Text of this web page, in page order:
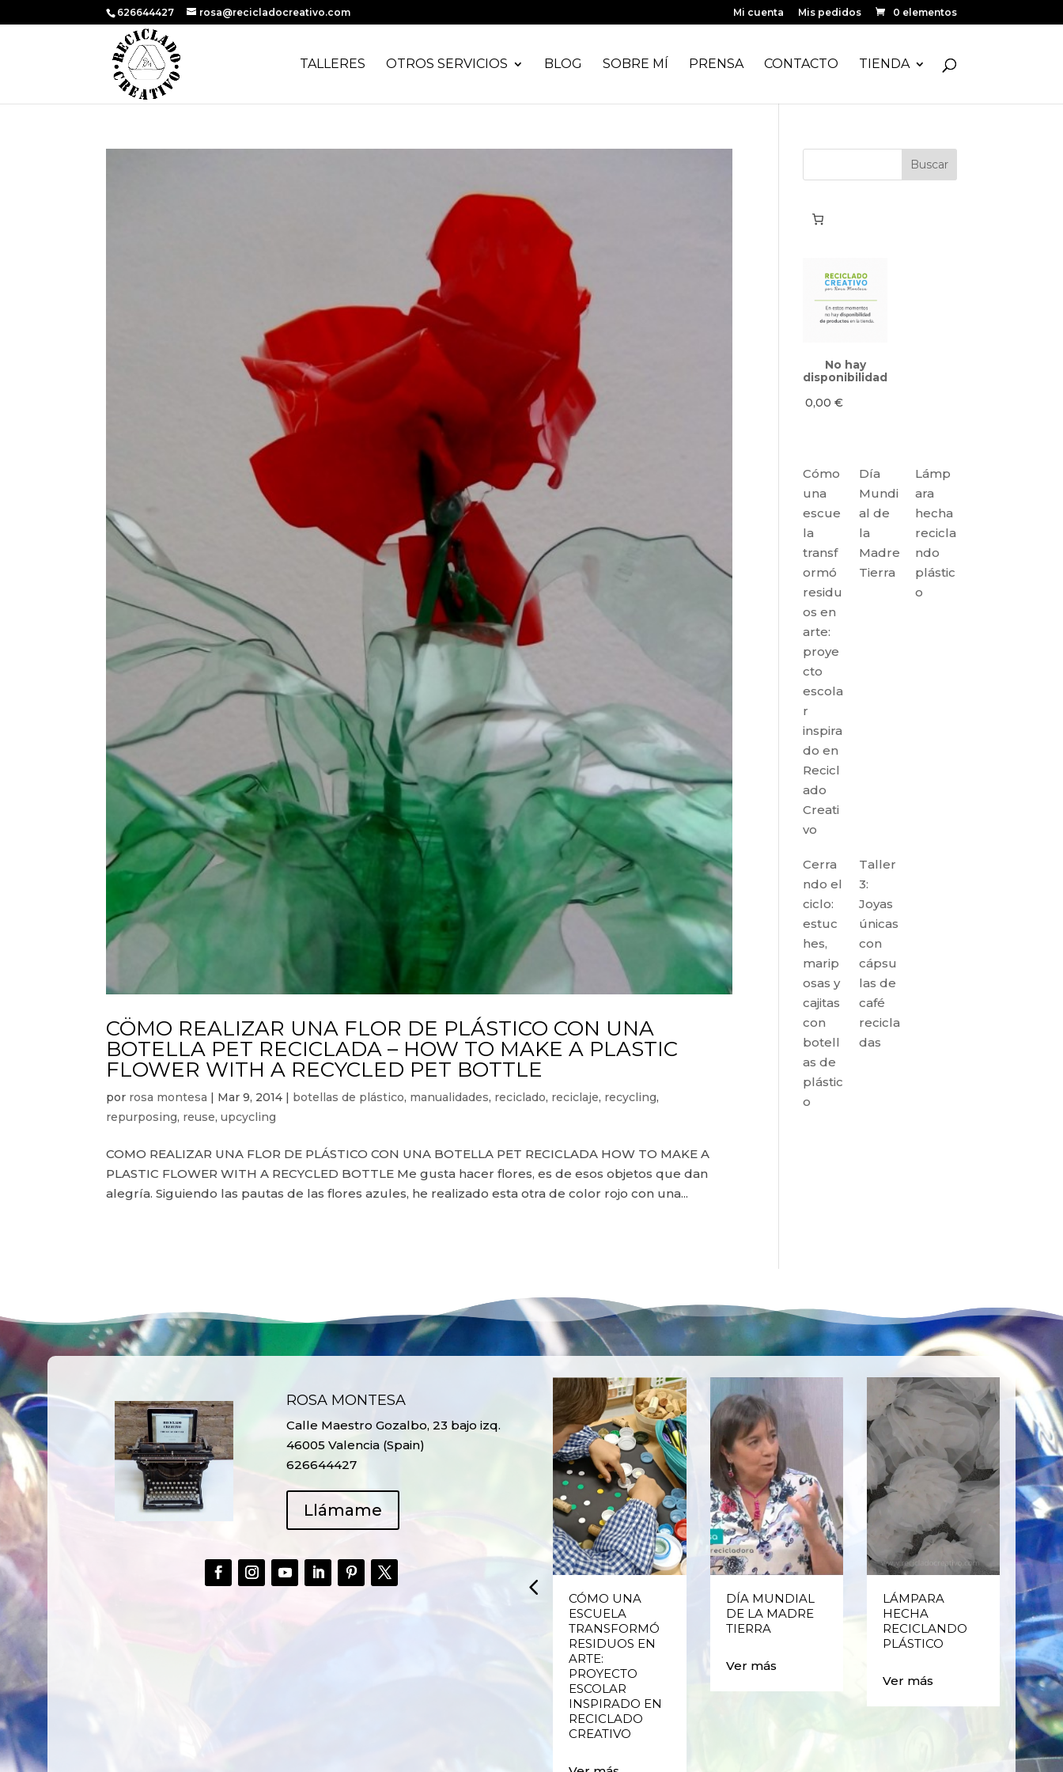
626644427 rosa@recicladocreativo.com Mi cuenta Mis pedidos 0 elementos
TALLERES OTROS SERVICIOS BLOG SOBRE MÍ PRENSA CONTACTO TIENDA
CÖMO REALIZAR UNA FLOR DE PLÁSTICO CON UNA
BOTELLA PET RECICLADA – HOW TO MAKE A PLASTIC
FLOWER WITH A RECYCLED PET BOTTLE
por rosa montesa | Mar 9, 2014 | botellas de plástico, manualidades, reciclado, reciclaje, recycling,
repurposing, reuse,upcycling
COMO REALIZAR UNA FLOR DE PLÁSTICO CON UNA BOTELLA PET RECICLADA HOW TO MAKE A
PLASTIC FLOWER WITH A RECYCLED BOTTLE Me gusta hacer flores, es de esos objetos que dan
alegría. Siguiendo las pautas de las flores azules, he realizado esta otra de color rojo con una...
No hay
disponibilidad
0,00€
Cómo
una
escue
la
transf
ormó
residu
os en
arte:
proye
cto
escola
r
inspira
do en
Recicl
ado
Creati
vo
Día
Mundi
al de
la
Madre
Tierra
Lámp
ara
hecha
recicla
ndo
plástic
o
Cerra
ndo el
ciclo:
estuc
hes,
marip
osas y
cajitas
con
botell
as de
plástic
o
Taller
3:
Joyas
únicas
con
cápsu
las de
café
recicla
das
ROSA MONTESA
Calle Maestro Gozalbo, 23 bajo izq.
46005 Valencia (Spain)
626644427
Llámame
RECICLADO EN
CÓMO UNA
ESCUELA
TRANSFORMÓ
RESIDUOS EN
ARTE:
PROYECTO
ESCOLAR
INSPIRADO EN
RECICLADO
CREATIVO
DÍA MUNDIAL
DE LA MADRE
TIERRA
Ver más
LÁMPARA
HECHA
RECICLANDO
PLÁSTICO
Ver más